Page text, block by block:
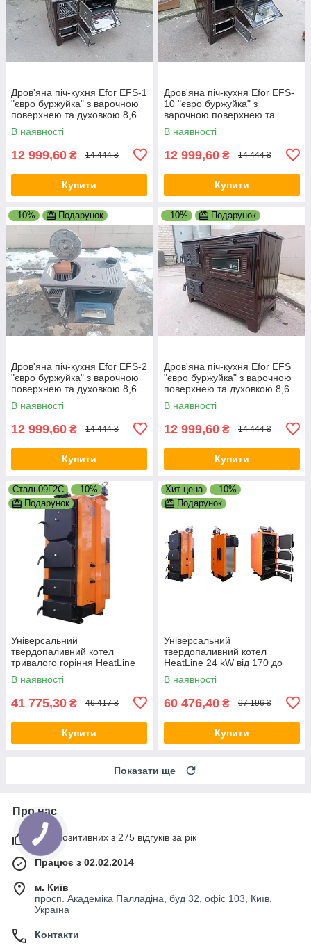
Дров'яна піч-кухня Efor EFS-1
"євро буржуйка" з варочною
поверхнею та духовкою 8,6
кВт. (дверцята чавун, топка
керамо)
В наявності
12 999,60 ₴ 14 444 ₴
Купити
Дров'яна піч-кухня Efor EFS-
10 "євро буржуйка" з
варочною поверхнею та
духовкою 8,6 кВт. (дверцята
чавун+скло, топка керамо)
В наявності
12 999,60 ₴ 14 444 ₴
Купити
–10% Подарунок
Дров'яна піч-кухня Efor EFS-2
"євро буржуйка" з варочною
поверхнею та духовкою 8,6
кВт. (дверцята чавун, топка
цегла)
В наявності
12 999,60 ₴ 14 444 ₴
Купити
–10% Подарунок
Дров'яна піч-кухня Efor EFS
"євро буржуйка" з варочною
поверхнею та духовкою 8,6
кВт. (дверцята чавун, топка
цегла)
В наявності
12 999,60 ₴ 14 444 ₴
Купити
Сталь09Г2С
–10%
Подарунок
Універсальний
твердопаливний котел
тривалого горіння HeatLine
10 kW від 50 до 100 кв
В наявності
41 775,30 ₴ 46 417 ₴
Купити
Хит цена
–10%
Подарунок
Універсальний
твердопаливний котел
HeatLine 24 kW від 170 до
240 кв м
В наявності
60 476,40 ₴ 67 196 ₴
Купити
Показати ще
Про нас
99% позитивних з 275 відгуків за рік
Працює з 02.02.2014
м. Київ
просп. Академіка Палладіна, буд 32, офіс 103, Київ,
Україна
Контакти